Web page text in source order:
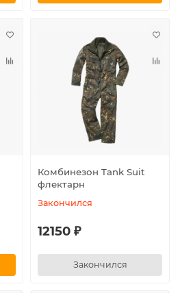
Комбинезон Tank Suit
флектарн
Закончился
12150 ₽
Закончился